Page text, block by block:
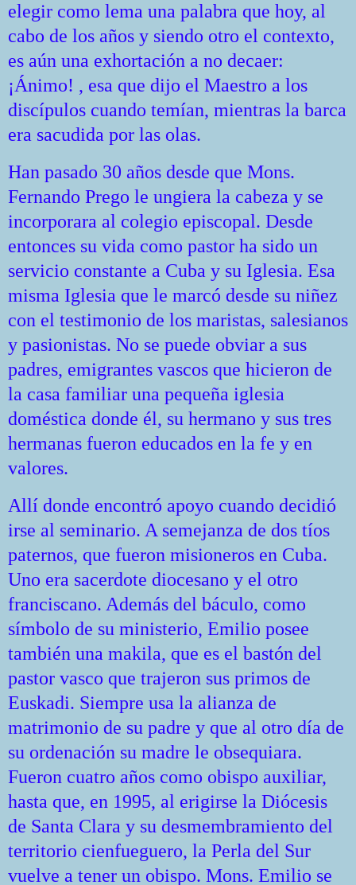
elegir como lema una palabra que hoy, al
cabo de los años y siendo otro el contexto,
es aún una exhortación a no decaer:
¡Ánimo! , esa que dijo el Maestro a los
discípulos cuando temían, mientras la barca
era sacudida por las olas.
Han pasado 30 años desde que Mons.
Fernando Prego le ungiera la cabeza y se
incorporara al colegio episcopal. Desde
entonces su vida como pastor ha sido un
servicio constante a Cuba y su Iglesia. Esa
misma Iglesia que le marcó desde su niñez
con el testimonio de los maristas, salesianos
y pasionistas. No se puede obviar a sus
padres, emigrantes vascos que hicieron de
la casa familiar una pequeña iglesia
doméstica donde él, su hermano y sus tres
hermanas fueron educados en la fe y en
valores.
Allí donde encontró apoyo cuando decidió
irse al seminario. A semejanza de dos tíos
paternos, que fueron misioneros en Cuba.
Uno era sacerdote diocesano y el otro
franciscano. Además del báculo, como
símbolo de su ministerio, Emilio posee
también una makila, que es el bastón del
pastor vasco que trajeron sus primos de
Euskadi. Siempre usa la alianza de
matrimonio de su padre y que al otro día de
su ordenación su madre le obsequiara.
Fueron cuatro años como obispo auxiliar,
hasta que, en 1995, al erigirse la Diócesis
de Santa Clara y su desmembramiento del
territorio cienfueguero, la Perla del Sur
vuelve a tener un obispo. Mons. Emilio se